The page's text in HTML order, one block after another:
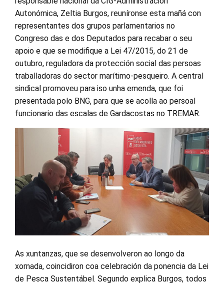
Autonómica, Zeltia Burgos, reuníronse esta mañá con
representantes dos grupos parlamentarios no
Congreso das e dos Deputados para recabar o seu
apoio e que se modifique a Lei 47/2015, do 21 de
outubro, reguladora da protección social das persoas
traballadoras do sector marítimo-pesqueiro. A central
sindical promoveu para iso unha emenda, que foi
presentada polo BNG, para que se acolla ao persoal
funcionario das escalas de Gardacostas no TREMAR.
As xuntanzas, que se desenvolveron ao longo da
xornada, coincidiron coa celebración da ponencia da Lei
de Pesca Sustentábel. Segundo explica Burgos, todos